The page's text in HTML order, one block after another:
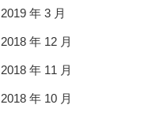
2019 年 3 月
2018 年 12 月
2018 年 11 月
2018 年 10 月